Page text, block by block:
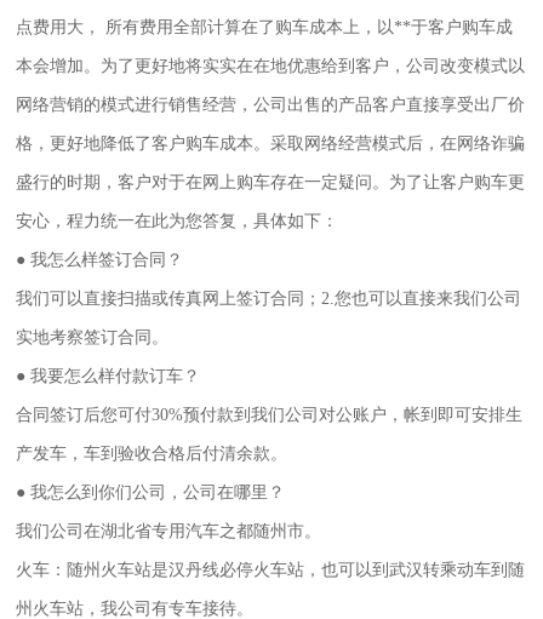
点费用大， 所有费用全部计算在了购车成本上，以**于客户购车成
本会增加。为了更好地将实实在在地优惠给到客户，公司改变模式以
网络营销的模式进行销售经营，公司出售的产品客户直接享受出厂价
格 ，更好地降低了客户购车成本。采取网络经营模式后，在网络诈骗
盛行的时期，客户对于在网上购车存在一定疑问。为了让客户购车更
安心，程力统一在此为您答复，具体如下：
● 我怎么样签订合同？
我们可以直接扫描或传真网上签订合同；2.您也可以直接来我们公司
实地考察签订合同。
● 我要怎么样付款订车？
合同签订后您可付30%预付款到我们公司对公账户，帐到即可安排生
产发车，车到验收合格后付清余款。
● 我怎么到你们公司，公司在哪里？
我们公司在湖北省专用汽车之都随州市。
火车：随州火车站是汉丹线必停火车站，也可以到武汉转乘动车到随
州火车站，我公司有专车接待。